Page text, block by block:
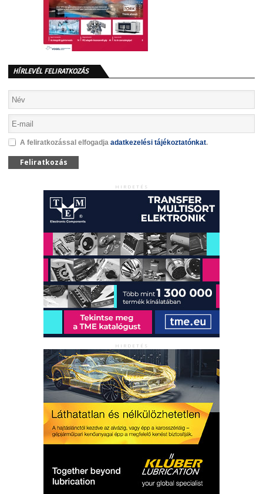
HÍRLEVÉL FELIRATKOZÁS
A feliratkozással elfogadja adatkezelési tájékoztatónkat.
Feliratkozás
HIRDETÉS
HIRDETÉS